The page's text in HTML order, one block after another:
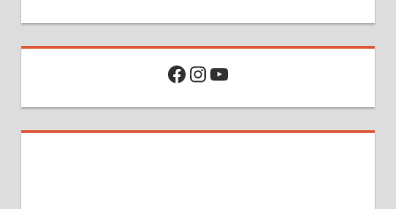
Facebook
Instagram
YouTube